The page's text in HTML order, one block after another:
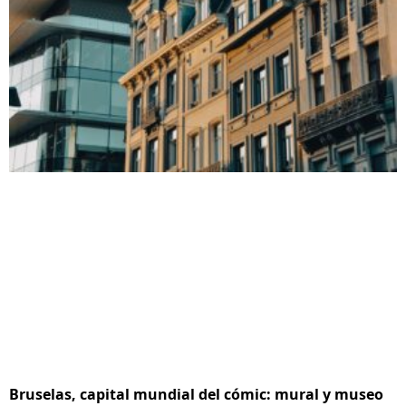
Bruselas, capital mundial del cómic: mural y museo